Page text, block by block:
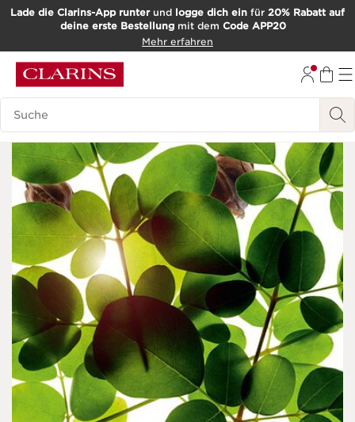
WEITER ZUM INHALT
Lade die Clarins-App runterund logge dich ein für 20% Rabatt auf
deine erste Bestellungmit dem Code APP20
Mehr erfahren
Such-Historie